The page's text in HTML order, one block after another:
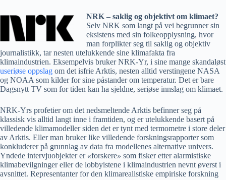
NRK – saklig og objektivt om klimaet?
Selv NRK som langt på vei begrunner sin
eksistens med sin folkeopplysning, hvor
man forplikter seg til saklig og objektiv
journalistikk, tar nesten utelukkende sine klimafakta fra
klimaindustrien. Eksempelvis bruker NRK-Yr, i sine mange skandaløst
useriøse oppslag om det isfrie Arktis, nesten alltid verstingene NASA
og NOAA som kilder for sine påstander om temperatur. Det er bare
Dagsnytt TV som for tiden kan ha sjeldne, seriøse innslag om klimaet.
NRK-Yrs profetier om det nedsmeltende Arktis befinner seg på
klassisk vis alltid langt inne i framtiden, og er utelukkende basert på
villedende klimamodeller siden det er tynt med termometre i store deler
av Arktis. Eller man bruker like villedende forskningsrapporter som
konkluderer på grunnlag av data fra modellenes alternative univers.
Yndede intervjuobjekter er «forskere» som fisker etter alarmistiske
klimabevilgninger eller de lobbyistene i klimaindustrien nevnt øverst i
avsnittet. Representanter for den klimarealistiske empiriske forskning